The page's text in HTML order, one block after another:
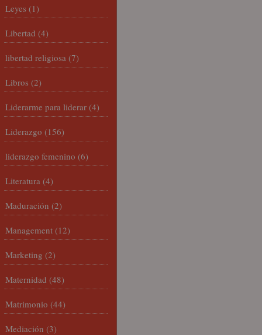
Leyes (1)
Libertad (4)
libertad religiosa (7)
Libros (2)
Liderarme para liderar (4)
Liderazgo (156)
liderazgo femenino (6)
Literatura (4)
Maduración (2)
Management (12)
Marketing (2)
Maternidad (48)
Matrimonio (44)
Mediación (3)